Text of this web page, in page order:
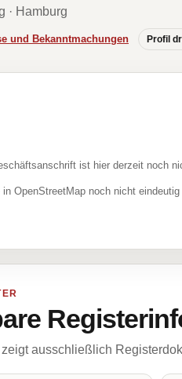
· Hamburg
und Bekanntmachungen Profil
ist hier derzeit noch
in OpenStreetMap noch nicht
ausschließlich